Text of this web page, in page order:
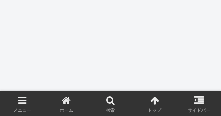
メニュー ホーム 検索 トップ サイドバー